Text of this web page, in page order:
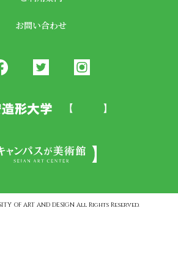
お問い合わせ
OF ART AND DESIGN All Rights Reserved.